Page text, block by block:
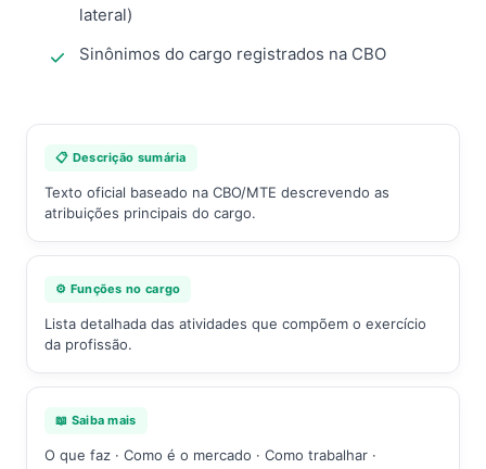
lateral)
Sinônimos do cargo registrados na CBO
📋 Descrição sumária
Texto oficial baseado na CBO/MTE descrevendo as
atribuições principais do cargo.
⚙️ Funções no cargo
Lista detalhada das atividades que compõem o exercício
da profissão.
📖 Saiba mais
O que faz · Como é o mercado · Como trabalhar ·